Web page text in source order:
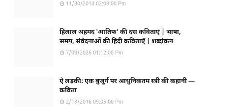
11/30/2014 02:08:00 Pm
हिलाल अहमद 'आतिफ' की दस कविताएं | भाषा,
समय, संवेदनाओं की हिंदी कविताएँ | शब्दांकन
7/09/2026 01:12:00 Pm
ऐ लड़की: एक बुजुर्ग पर आधुनिकतम स्त्री की कहानी —
कविता
2/18/2016 09:05:00 Pm